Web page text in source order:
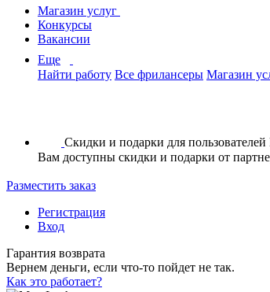
Магазин услуг
Конкурсы
Вакансии
Еще
Найти работу Все фрилансеры Магазин
Скидки и подарки для
Вам доступны скидки и подарки от
Разместить заказ
Регистрация
Вход
Гарантия возврата
Вернем деньги, если что-то пойдет не так.
Как это работает?